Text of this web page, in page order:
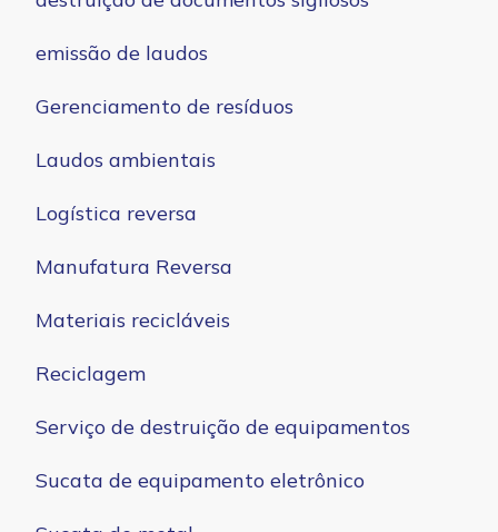
emissão de laudos
Gerenciamento de resíduos
Laudos ambientais
Logística reversa
Manufatura Reversa
Materiais recicláveis
Reciclagem
Serviço de destruição de equipamentos
Sucata de equipamento eletrônico